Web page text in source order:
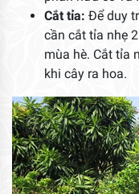
Cắt tỉa: Để duy
cần cắt tỉa nhẹ
mùa hè. Cắt tỉa
khi cây ra hoa.